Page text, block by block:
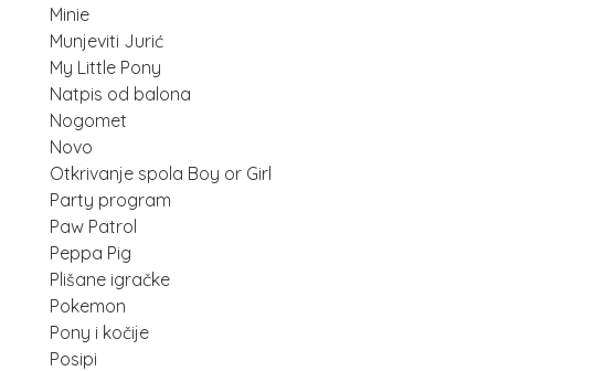
Minie
Munjeviti Jurić
My Little Pony
Natpis od balona
Nogomet
Novo
Otkrivanje spola Boy or Girl
Party program
Paw Patrol
Peppa Pig
Plišane igračke
Pokemon
Pony i kočije
Posipi